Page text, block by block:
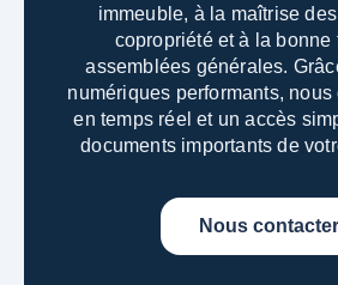
immeuble, à la maîtrise
copropriété et à la bonne
assemblées générales.
numériques performants, nous
en temps réel et un accès
documents importants de
Nous contacter